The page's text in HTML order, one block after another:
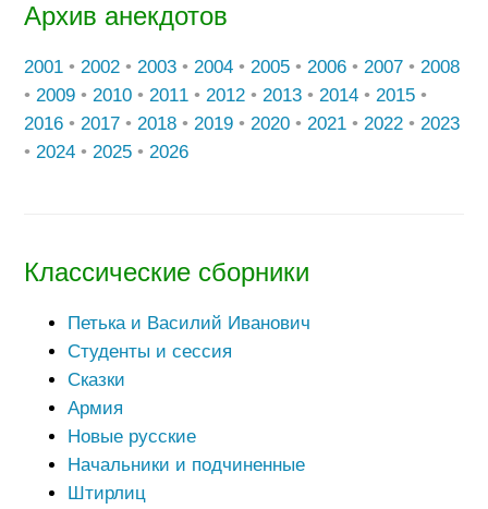
Архив анекдотов
2001 • 2002 • 2003 • 2004 • 2005 • 2006 • 2007 • 2008
• 2009 • 2010 • 2011 • 2012 • 2013 • 2014 • 2015 •
2016 • 2017 • 2018 • 2019 • 2020 • 2021 • 2022 • 2023
• 2024 • 2025 • 2026
Классические сборники
Петька и Василий Иванович
Студенты и сессия
Сказки
Армия
Новые русские
Начальники и подчиненные
Штирлиц